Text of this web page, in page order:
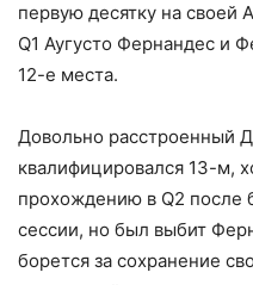
первую десятку на своей
Q1 Аугусто Фернандес и
12-е места.
Довольно расстроенный
квалифицировался 13-м,
прохождению в Q2 после
сессии, но был выбит
борется за сохранение